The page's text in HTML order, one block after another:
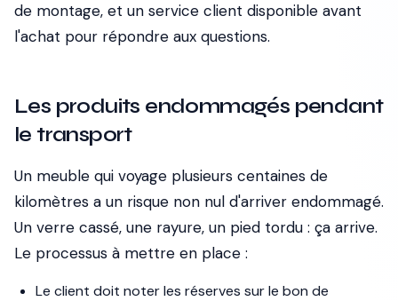
de montage, et un service client disponible avant
l'achat pour répondre aux questions.
Les produits endommagés pendant
le transport
Un meuble qui voyage plusieurs centaines de
kilomètres a un risque non nul d'arriver endommagé.
Un verre cassé, une rayure, un pied tordu : ça arrive.
Le processus à mettre en place :
Le client doit noter les réserves sur le bon de